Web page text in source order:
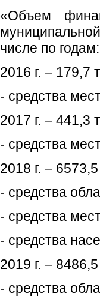
«Объем
числе по годам:
2016 г. – 179,7
- средства
2017 г. – 441,3
- средства
2018 г. –
- средства
- средства
- средства
2019 г. –
- средства